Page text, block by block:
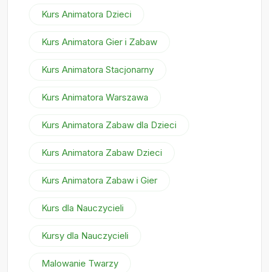
Kurs Animatora Dzieci
Kurs Animatora Gier i Zabaw
Kurs Animatora Stacjonarny
Kurs Animatora Warszawa
Kurs Animatora Zabaw dla Dzieci
Kurs Animatora Zabaw Dzieci
Kurs Animatora Zabaw i Gier
Kurs dla Nauczycieli
Kursy dla Nauczycieli
Malowanie Twarzy